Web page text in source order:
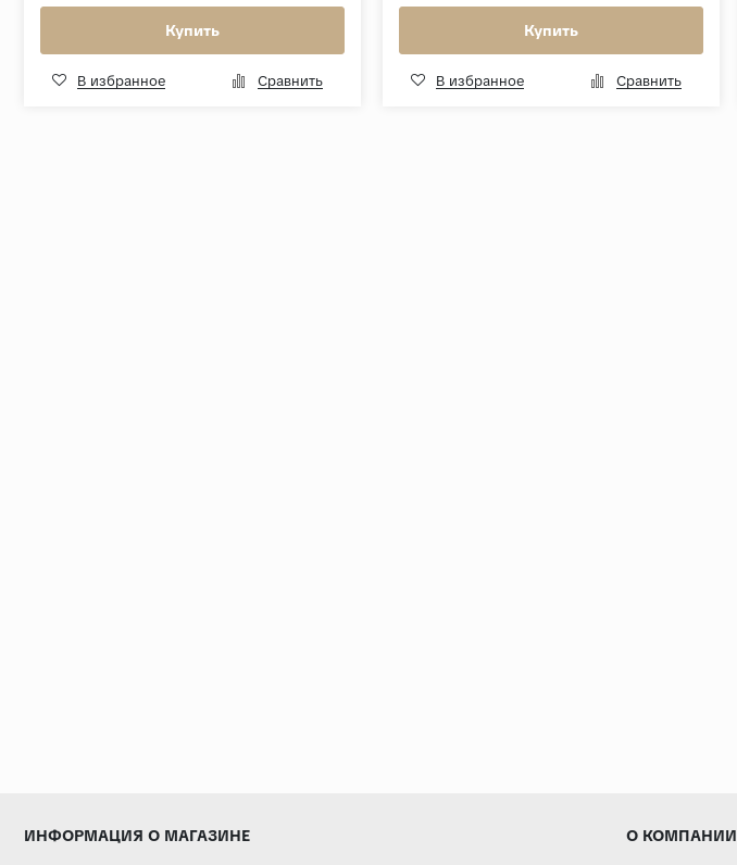
Купить
В избранное Сравнить
Купить
В избранное Сравнить
ИНФОРМАЦИЯ О МАГАЗИНЕ О КОМПАНИИ